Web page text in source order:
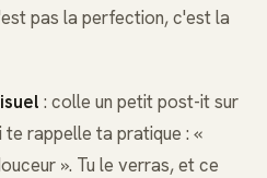
pas la perfection, c'est la
: colle un petit post-it sur
rappelle ta pratique : «
». Tu le verras, et ce